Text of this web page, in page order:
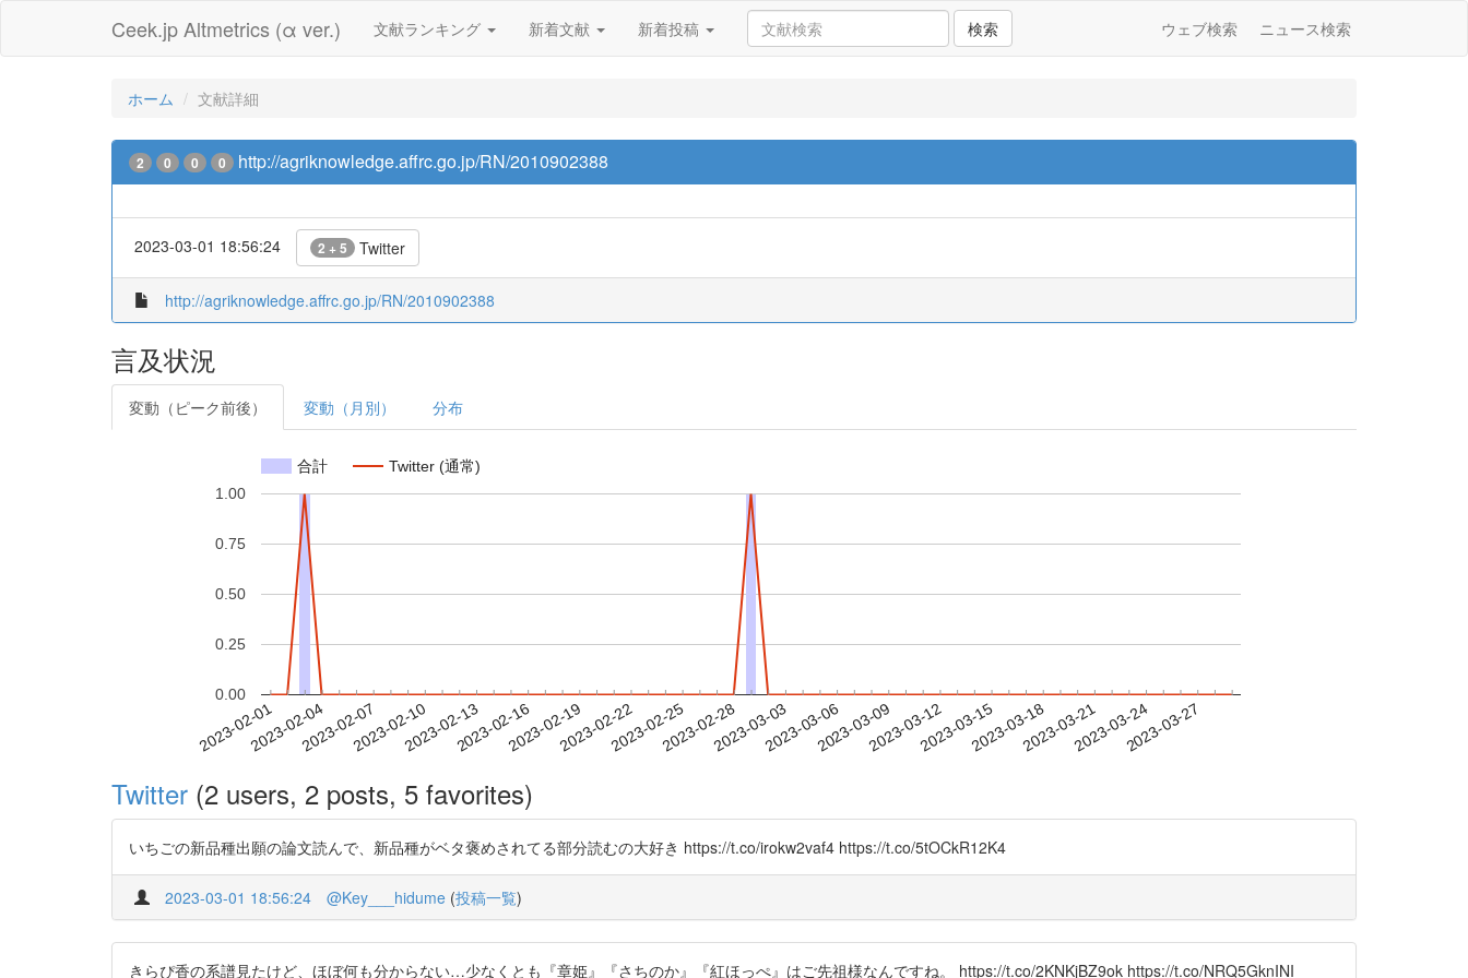
Ceek.jp Altmetrics (α ver.) 文献ランキング 新着文献 新着投稿 検索 ウェブ検索 ニュース検索
ホーム 文献詳細
2 0 0 0 http://agriknowledge.affrc.go.jp/RN/2010902388
2023-03-01 18:56:24 2 + 5 Twitter
http://agriknowledge.affrc.go.jp/RN/2010902388
言及状況
変動（ピーク前後） 変動（月別） 分布
合計 Twitter (通常)
2023-02-012023-02-042023-02-072023-02-102023-02-132023-02-162023-02-192023-02-222023-02-252023-02-282023-03-032023-03-062023-03-092023-03-122023-03-152023-03-182023-03-212023-03-242023-03-27
0.00
0.25
0.50
0.75
1.00
Twitter (2 users, 2 posts, 5 favorites)
いちごの新品種出願の論文読んで、新品種がベタ褒めされてる部分読むの大好き https://t.co/irokw2vaf4 https://t.co/5tOCkR12K4
2023-03-01 18:56:24 @Key___hidume (投稿一覧)
きらぴ香の系譜見たけど、ほぼ何も分からない…少なくとも『章姫』『さちのか』『紅ほっぺ』はご先祖様なんですね。 https://t.co/2KNKjBZ9ok https://t.co/NRQ5GknINI